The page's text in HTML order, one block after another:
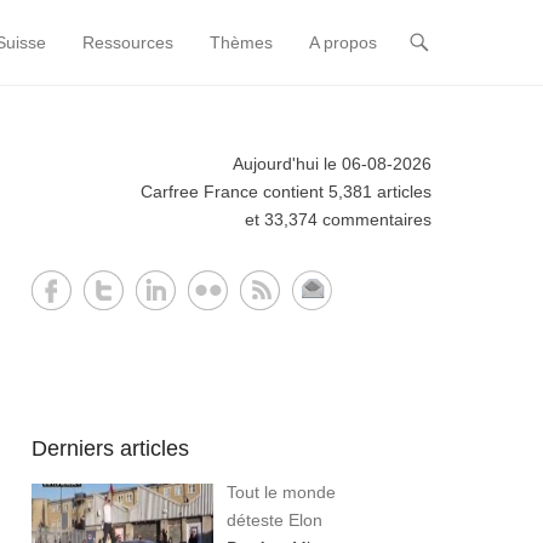
Ressources Thèmes A propos
Aujourd'hui le 06-08-2026
Carfree France contient 5,381 articles
et 33,374 commentaires
Derniers articles
Tout le monde
déteste Elon